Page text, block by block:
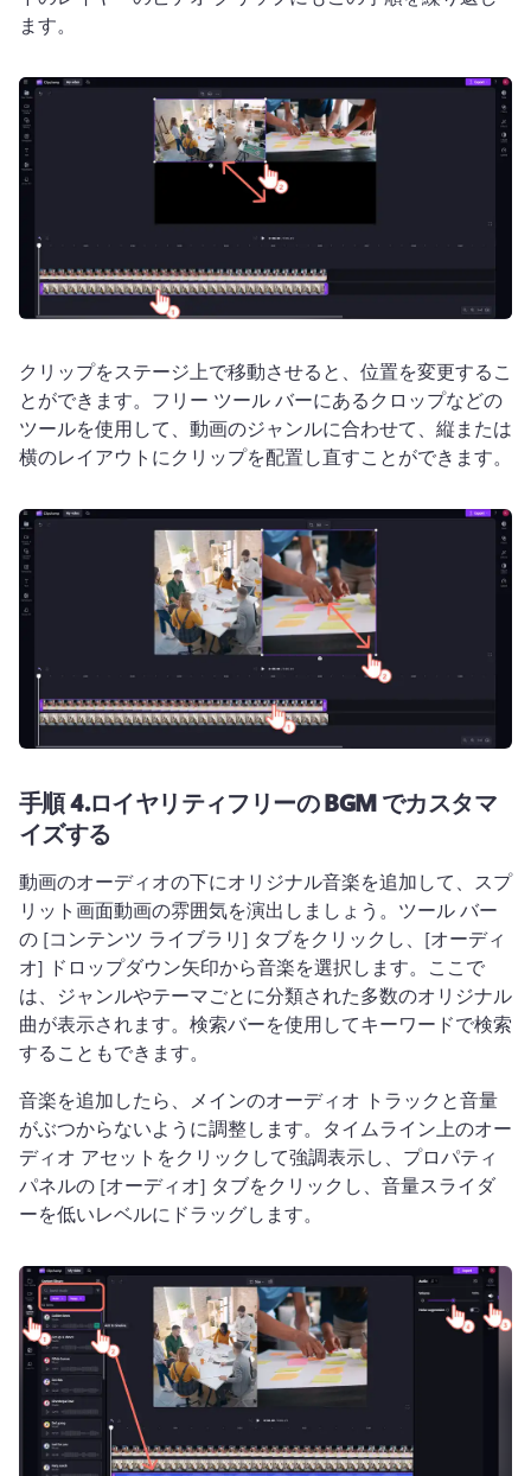
ます。
クリップをステージ上で移動させると、位置を変更するこ
とができます。 フリー ツール バーにあるクロップなどの
ツールを使用して、動画のジャンルに合わせて、縦または
手順 4.ロイヤリティフリーの BGM でカスタマ
イズする
動画のオーディオの下にオリジナル音楽を追加して、スプ
リット画面動画の雰囲気を演出しましょう。 ツール バー
の [コンテンツ ライブラリ] タブをクリックし、[オーディ
オ] ドロップダウン矢印から音楽を選択します。 ここで
は、ジャンルやテーマごとに分類された多数のオリジナル
曲が表示されます。 検索バーを使用してキーワードで検索
することもできます。
音楽を追加したら、メインのオーディオ トラックと音量
がぶつからないように調整します。 タイムライン上のオー
ディオ アセットをクリックして強調表示し、プロパティ
パネルの [オーディオ] タブをクリックし、音量スライダ
ーを低いレベルにドラッグします。